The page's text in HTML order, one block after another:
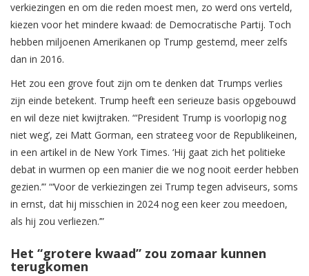
verkiezingen en om die reden moest men, zo werd ons verteld,
kiezen voor het mindere kwaad: de Democratische Partij. Toch
hebben miljoenen Amerikanen op Trump gestemd, meer zelfs
dan in 2016.
Het zou een grove fout zijn om te denken dat Trumps verlies
zijn einde betekent. Trump heeft een serieuze basis opgebouwd
en wil deze niet kwijtraken. “‘President Trump is voorlopig nog
niet weg’, zei Matt Gorman, een strateeg voor de Republikeinen,
in een artikel in de New York Times. ‘Hij gaat zich het politieke
debat in wurmen op een manier die we nog nooit eerder hebben
gezien.’” “‘Voor de verkiezingen zei Trump tegen adviseurs, soms
in ernst, dat hij misschien in 2024 nog een keer zou meedoen,
als hij zou verliezen.’”
Het “grotere kwaad” zou zomaar kunnen
terugkomen